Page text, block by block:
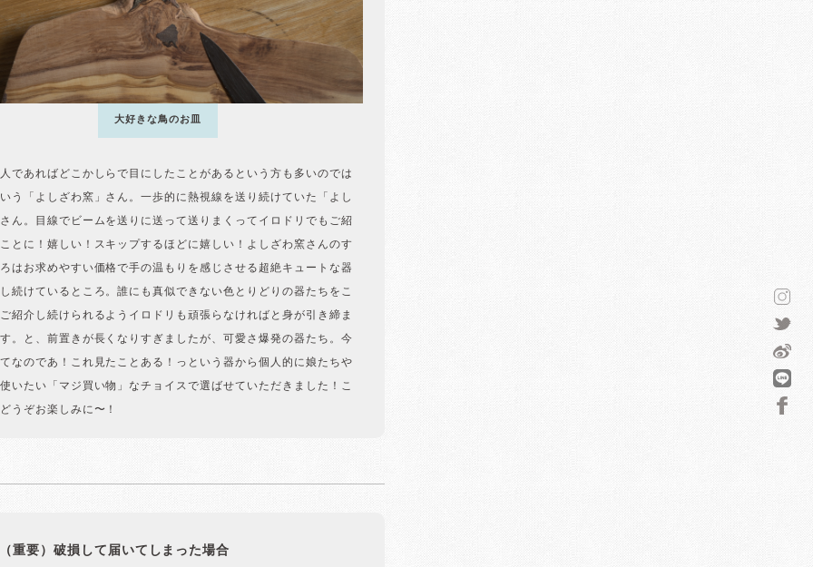
大好きな鳥のお皿
であればどこかしらで目にしたことがあるという方も多いのでは
う「よしざわ窯」さん。一歩的に熱視線を送り続けていた「よし
ん。目線でビームを送りに送って送りまくってイロドリでもご紹
とに！嬉しい！スキップするほどに嬉しい！よしざわ窯さんのす
はお求めやすい価格で手の温もりを感じさせる超絶キュートな器
続けているところ。誰にも真似できない色とりどりの器たちをこ
紹介し続けられるようイロドリも頑張らなければと身が引き締ま
。と、前置きが長くなりすぎましたが、可愛さ爆発の器たち。今
なのであ！これ見たことある！っという器から個人的に娘たちや
いたい「マジ買い物」なチョイスで選ばせていただきました！こ
うぞお楽しみに〜！
重要）破損して届いてしまった場合